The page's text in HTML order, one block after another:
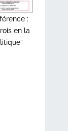
:
en la